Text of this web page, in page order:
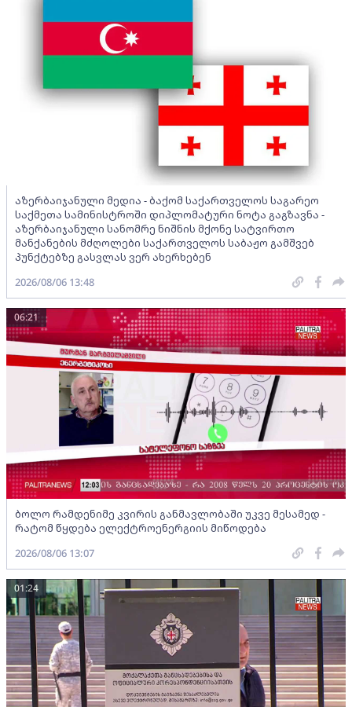
აზერბაიჯანული მედია - ბაქომ საქართველოს საგარეო
საქმეთა სამინისტროში დიპლომატური ნოტა გაგზავნა -
აზერბაიჯანული სანომრე ნიშნის მქონე სატვირთო
მანქანების მძღოლები საქართველოს საბაჟო გამშვებ
პუნქტებზე გასვლას ვერ ახერხებენ
2026/08/06 13:48
ბოლო რამდენიმე კვირის განმავლობაში უკვე მესამედ -
რატომ წყდება ელექტროენერგიის მიწოდება
06:21
2026/08/06 13:07
01:24